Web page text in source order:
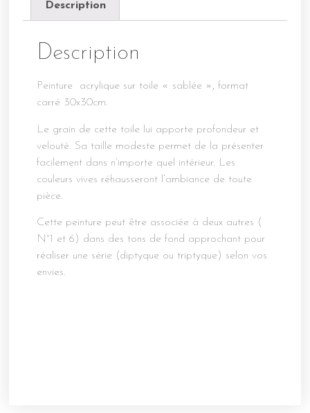
Description
Description
Peinture acrylique sur toile « sablée », format
carré 30x30cm.
Le grain de cette toile lui apporte profondeur et
velouté. Sa taille modeste permet de la présenter
facilement dans n’importe quel intérieur. Les
couleurs vives réhausseront l’ambiance de toute
pièce.
Cette peinture peut être associée à deux autres (
N°1 et 6) dans des tons de fond approchant pour
réaliser une série (diptyque ou triptyque) selon vos
envies.